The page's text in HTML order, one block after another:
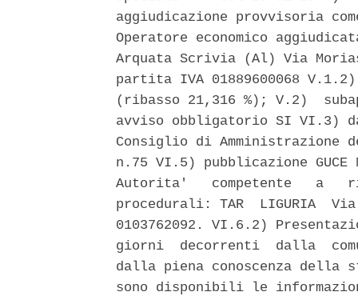
aggiudicazione provvisoria
Operatore economico
Arquata Scrivia (Al) Via
partita IVA 01889600068
(ribasso 21,316 %); V.2)
avviso obbligatorio SI VI.3)
Consiglio di
n.75 VI.5) pubblicazione GUCE
Autorita'   competente   a
procedurali: TAR  LIGURIA
0103762092. VI.6.2)
giorni  decorrenti  dalla
dalla piena conoscenza
sono disponibili le